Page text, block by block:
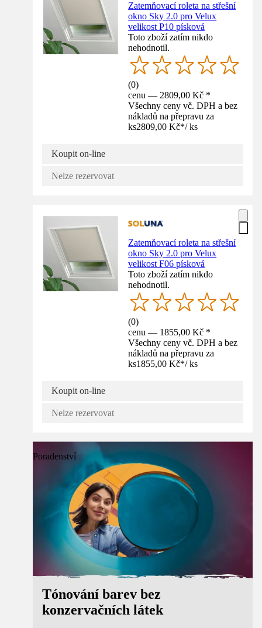
Zatemňovací roleta na střešní
okno Sky 2.0 pro Velux
velikost P10 písková
Toto zboží zatím nikdo
nehodnotil.
(0)
cenu — 2809,00 Kč *
Všechny ceny vč. DPH a bez
nákladů na přepravu za
ks2809,00 Kč*/ ks
Koupit on-line
Nelze rezervovat
Zatemňovací roleta na střešní
okno Sky 2.0 pro Velux
velikost F06 písková
Toto zboží zatím nikdo
nehodnotil.
(0)
cenu — 1855,00 Kč *
Všechny ceny vč. DPH a bez
nákladů na přepravu za
ks1855,00 Kč*/ ks
Koupit on-line
Nelze rezervovat
Poradenství
Tónování barev bez
konzervačních látek